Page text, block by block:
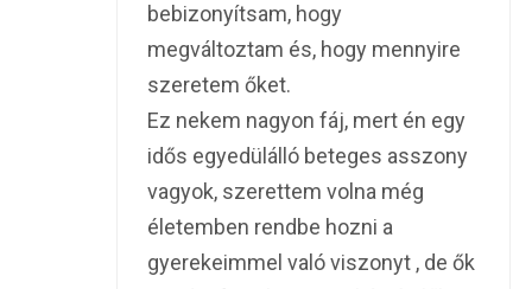
bebizonyítsam, hogy
megváltoztam és, hogy mennyire
szeretem őket.
Ez nekem nagyon fáj, mert én egy
idős egyedülálló beteges asszony
vagyok, szerettem volna még
életemben rendbe hozni a
gyerekeimmel való viszonyt , de ők